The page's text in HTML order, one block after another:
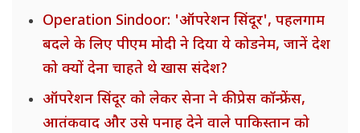
Operation Sindoor: 'ऑपरेशन सिंदूर', पहलगाम
बदले के लिए पीएम मोदी ने दिया ये कोडनेम, जानें देश
को क्यों देना चाहते थे खास संदेश?
ऑपरेशन सिंदूर को लेकर सेना ने की प्रेस कॉन्फ्रेंस,
आतंकवाद और उसे पनाह देने वाले पाकिस्तान को